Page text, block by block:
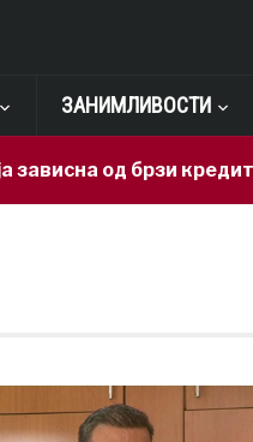
ЗАНИМЛИВОСТИ
од брзи кредити –